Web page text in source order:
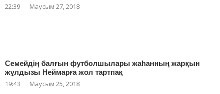
22:39 Маусым 27, 2018
Семейдің балғын футболшылары жаһанның жарқын
жұлдызы Неймарға жол тартпақ
19:43 Маусым 25, 2018